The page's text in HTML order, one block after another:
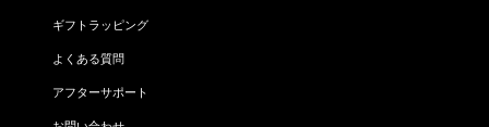
ギフトラッピング
よくある質問
アフターサポート